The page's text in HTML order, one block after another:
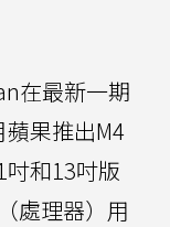
在最新一期
果推出M4
吋和13吋版
處理器）用